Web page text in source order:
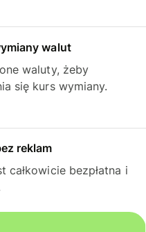
walut
waluty, żeby
się kurs wymiany.
reklam
całkowicie bezpłatna i